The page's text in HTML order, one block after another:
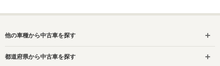
他の車種から中古車を探す
都道府県から中古車を探す